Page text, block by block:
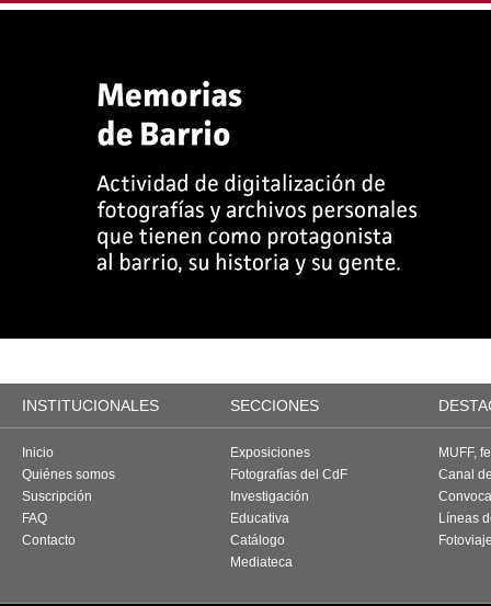
INSTITUCIONALES SECCIONES
Inicio
Quiénes somos
Suscripción
FAQ
Contacto
Exposiciones
Fotografías del CdF
Investigación
Educativa
Catálogo
Mediateca
MUFF,
Canal
Líneas